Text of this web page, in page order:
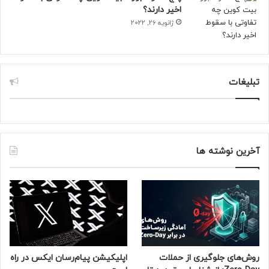
بازه‌های زمانی مختلف را فراهم می‌کنند و این ویژگی به‌ویژه در
زمان وقوع حوادث امنیتی، بسیار کاربردی است.
۳- مدیریت از راه دور
پلتفرم‌های کنترل تردد مبتنی بر وب یا ابری، امکان مدیریت از راه
دور را فراهم می‌کنند و به مدیران این امکان را می‌دهند که از
دسترسی و تردد کاربران را از راه دور کنترل کنند.
سیستم‌های کنترل تردد قابلیت یکپارچه سازی با سایر
سیستم‌های امنیتی مانند دوربین‌های مدار بسته، سیستم اعلان
حریق، سیستم مدیریت هوشمند ساختمان (BMS) و … را دارند و
مسئولان سازمان‌ها می‌توانند به صورت متمرکز سیستم‌های
امنیتی سازمان را مدیریت نمایند.
اخیر دارند؟
ژانویه 26, 2022
تبلیغات
آخرین نوشته ها
روش‌های جلوگیری از حملات
اپلیکیشن پیام‌رسان ایکس در راه